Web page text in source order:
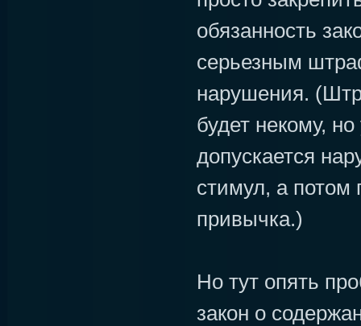
обязанность
серьезным
нарушения.
будет некому,
допускается
стимул, а потом
привычка.)
Но тут опять
закон о